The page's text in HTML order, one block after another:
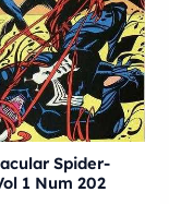
Spider-
1 Num 202
être
sur